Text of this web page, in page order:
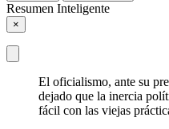
Resumen Inteligente
×
El oficialismo, ante su
dejado que la inercia
fácil con las viejas